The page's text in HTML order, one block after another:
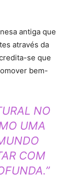
antiga que
através da
se que
bem-
NO
UMA
COM